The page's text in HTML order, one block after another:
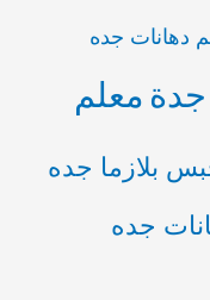
دهانات جده
معلم
بلازما جده
جده